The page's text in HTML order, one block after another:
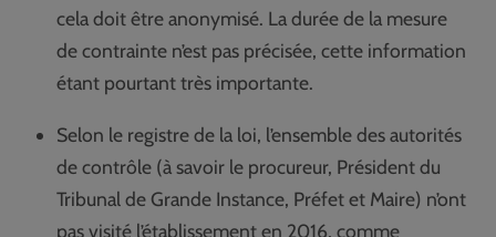
cela doit être anonymisé. La durée de la mesure
de contrainte n’est pas précisée, cette information
étant pourtant très importante.
Selon le registre de la loi, l’ensemble des autorités
de contrôle (à savoir le procureur, Président du
Tribunal de Grande Instance, Préfet et Maire) n’ont
pas visité l’établissement en 2016, comme